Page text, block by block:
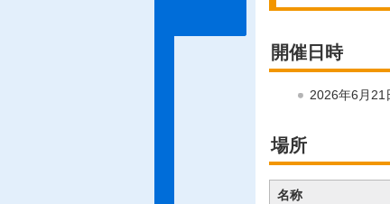
開催日時
2026年6月21
場所
名称